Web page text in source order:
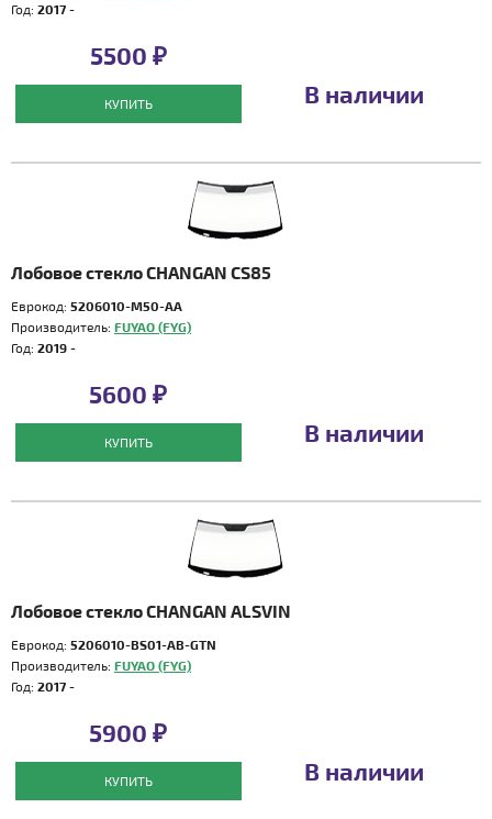
Год: 2017 -
5500 ₽
КУПИТЬ В наличии
Лобовое стекло CHANGAN CS85
Еврокод: 5206010-M50-AA
Производитель: FUYAO (FYG)
Год: 2019 -
5600 ₽
КУПИТЬ В наличии
Лобовое стекло CHANGAN ALSVIN
Еврокод: 5206010-BS01-AB-GTN
Производитель: FUYAO (FYG)
Год: 2017 -
5900 ₽
КУПИТЬ В наличии